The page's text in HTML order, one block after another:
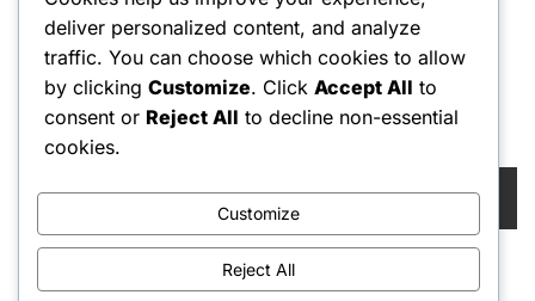
Kontakt os
Søg
deliver personalized content, and analyze
traffic. You can choose which cookies to allow
by clicking Customize. Click Accept All to
consent or Reject All to decline non-essential
cookies.
Customize
Reject All